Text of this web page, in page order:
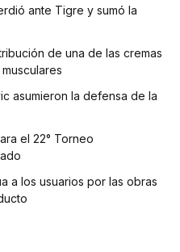
ante Tigre y sumó la
de una de las cremas
asumieron la defensa de la
el 22° Torneo
a los usuarios por las obras